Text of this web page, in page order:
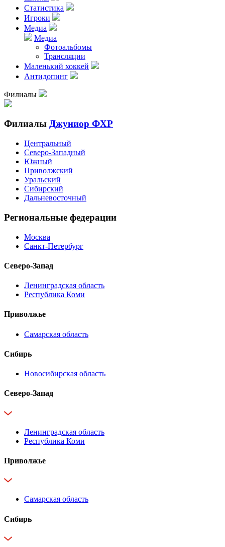
Статистика
Игроки
Медиа
Медиа
Фотоальбомы
Трансляции
Маленький хоккей
Антидопинг
Филиалы
Филиалы Джуниор ФХР
Центральный
Северо-Западный
Южный
Приволжский
Уральский
Сибирский
Дальневосточный
Региональные федерации
Москва
Санкт-Петербург
Северо-Запад
Ленинградская область
Республика Коми
Приволжье
Самарская область
Сибирь
Новосибирская область
Северо-Запад
Ленинградская область
Республика Коми
Приволжье
Самарская область
Сибирь